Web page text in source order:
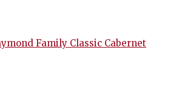
Family Classic Cabernet